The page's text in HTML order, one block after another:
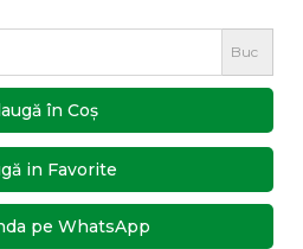
Buc
în Coş
in Favorite
pe WhatsApp